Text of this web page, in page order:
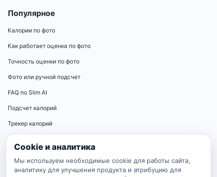
Популярное
Калории по фото
Как работает оценка по фото
Точность оценки по фото
Фото или ручной подсчет
FAQ по Slim AI
Подсчет калорий
Трекер калорий
Калькуляторы
Калькулятор нормы калорий
Калькулятор ИМТ
Cookie и аналитика
Мы используем необходимые cookie для работы сайта,
аналитику для улучшения продукта и атрибуцию для